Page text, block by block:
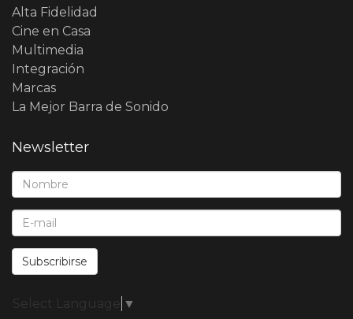
Alta Fidelidad
Cine en Casa
Multimedia
Integración
Marcas
La Mejor Barra de Sonido
Newsletter
Nombre*:
E-Mail*:
Subscribirse
Select Language ▼